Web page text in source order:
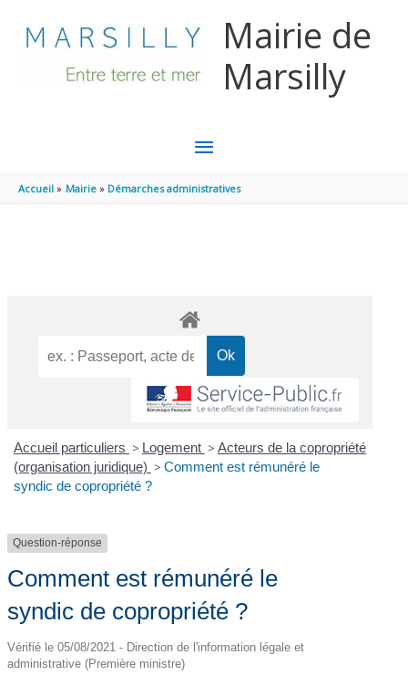
Mairie de
Marsilly
MENU
PRINCIPAL
Accueil Mairie Démarches administratives
Accueil particuliers > Logement > Acteurs de la copropriété
(organisation juridique) > Comment est rémunéré le
syndic de copropriété ?
Question-réponse
Comment est rémunéré le
syndic de copropriété ?
Vérifié le 05/08/2021 - Direction de l'information légale et
administrative (Première ministre)